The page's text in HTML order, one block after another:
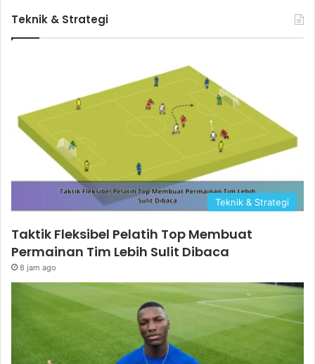
Teknik & Strategi
Teknik & Strategi
Taktik Fleksibel Pelatih Top Membuat
Permainan Tim Lebih Sulit Dibaca
8 jam ago